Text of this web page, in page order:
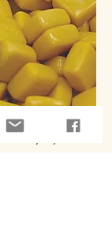
זכוכית 12/12/6. 400 גרם # 13